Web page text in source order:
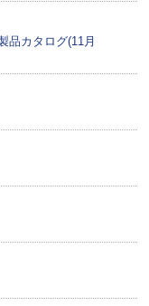
品カタログ(11月